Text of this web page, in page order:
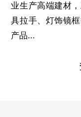
业生产高端建材
具拉手、灯饰镜
产品...